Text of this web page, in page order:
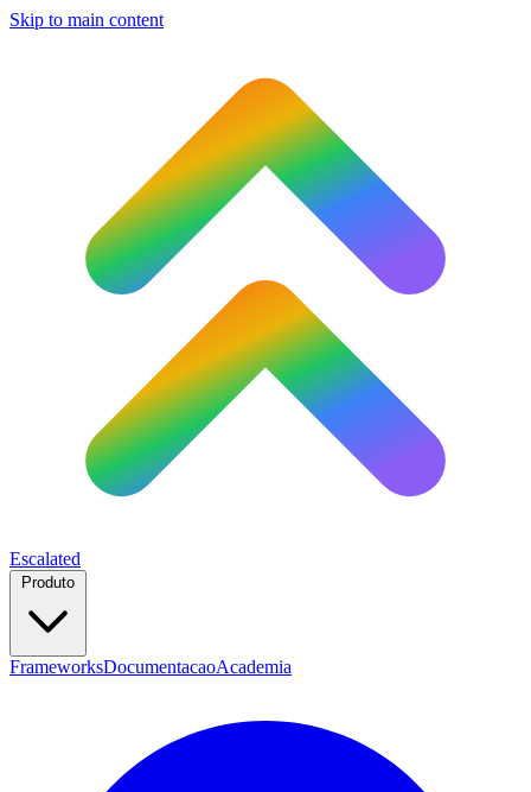
Skip to main content
Escalated
FrameworksDocumentacaoAcademia